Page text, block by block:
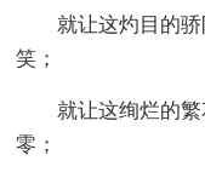
就让这灼目的
笑；
就让这绚烂的
零；